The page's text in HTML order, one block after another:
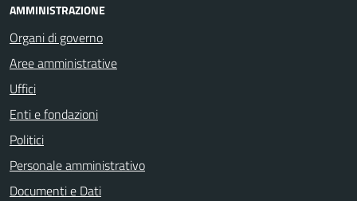
AMMINISTRAZIONE
Organi di governo
Aree amministrative
Uffici
Enti e fondazioni
Politici
Personale amministrativo
Documenti e Dati